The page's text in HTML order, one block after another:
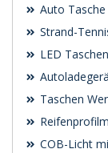
Auto
Strand-
LED
Taschen
COB-Licht